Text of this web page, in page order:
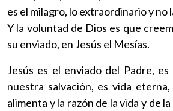
es el milagro, lo extraordinario y no
Y la voluntad de Dios es que
su enviado, en Jesús el Mesías.
Jesús es el enviado del Padre, es
nuestra salvación, es vida
alimenta y la razón de la vida y de